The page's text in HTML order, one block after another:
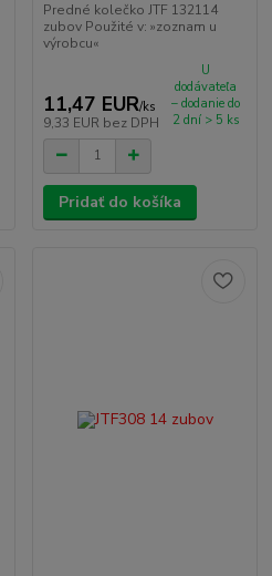
Predné kolečko JTF 132114
zubov Použité v: »zoznam u
výrobcu«
11,47 EUR/ks
9,33 EUR bez DPH
U
dodávateľa
– dodanie do
2 dní > 5 ks
Pridať do košíka